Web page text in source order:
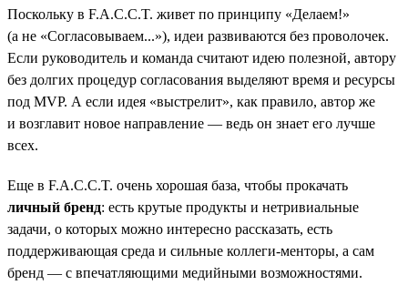
Поскольку в F.A.C.C.T. живет по принципу «Делаем!»
(а не «Согласовываем...»), идеи развиваются без проволочек.
Если руководитель и команда считают идею полезной, автору
без долгих процедур согласования выделяют время и ресурсы
под MVP. А если идея «выстрелит», как правило, автор же
и возглавит новое направление — ведь он знает его лучше
всех.
Еще в F.A.C.C.T. очень хорошая база, чтобы прокачать
личный бренд: есть крутые продукты и нетривиальные
задачи, о которых можно интересно рассказать, есть
поддерживающая среда и сильные коллеги-менторы, а сам
бренд — с впечатляющими медийными возможностями.